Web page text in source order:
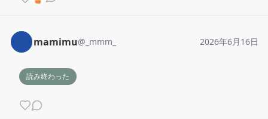
mamimu@ _mmm_ 2026年6月16日
読み終わった